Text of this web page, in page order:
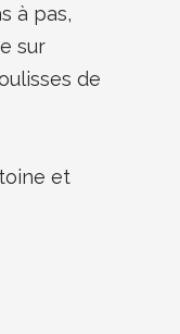
à pas,
sur
de
et